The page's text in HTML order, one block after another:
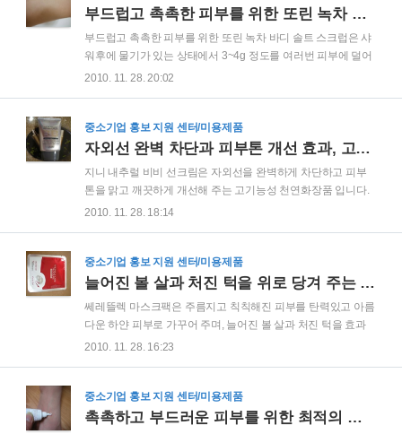
대, 기미 주근깨 개선 등의 효과를 느낄 수 있습니다. 이미 이전
시미에 대한 일반적인 제품 정보와 효능 등에 대하여 자세히 알
아 본 바 있으므로 이번 리뷰에서는 직접 섹시미를 사용해 본 느
낌을 말씀드리고자 합니다. 종전의 리뷰를 아직 보지 못하신 분
들은 아래에 기재하는 이전 ..
부드럽고 촉촉한 피부를 위한 또린 녹차 바디 솔트 스크럽
부드럽고 촉촉한 피부를 위한 또린 녹차 바디 솔트 스크럽은 샤
워후에 물기가 있는 상태에서 3~4g 정도를 여러번 피부에 덜어
손가락을 이용하여 마사지해준 후에 물로 헹구어 냄으로써 피
의 각종 아로마에센셜 오일의 효과로 향기가 아주 좋을 뿐만 아
니라 천연 해양 소금 입자가 각질제거와 마사지 효과를 증대시
마에센셜 오일과 호호바오일 등의 순식물성 오일이 피부를 유
연하고 부드럽게 가꾸어줍니다. 이전 리뷰(각질제거와 피부보
습의 필수품, 또린 녹차 바디 솔트 스크럽)에서 제품에 대한 기
본적인 내용과 효과에 대하여 자세히 말씀 드린 바..
2010. 11. 28. 20:02
중소기업 홍보 지원 센터/미용제품
자외선 완벽 차단과 피부톤 개선 효과, 고기능성 천연화장품 지니내추럴
지니 내추럴 비비 선크림은 자외선을 완벽하게 차단하고 피부
톤을 맑고 깨끗하게 개선해 주는 고기능성 천연화장품 입니다.
지니내추럴 제품들은 피부에 안전한 좋은 원료만을 사용하기
상으로 인하여 얼굴에 자연스러운 생기와 화사하면서도 입체감
있는 피부 윤곽을 표현해주며, 결점을 효과적으로 보정해 주고
투명하게 표현해 줍니다. 이전 지니내추럴 제품의 리뷰(미백, 자
외선 차단 이중 기능성, 지니 내추럴 비비 선크림 를 통하여 기
본적인 제품의 정보와 효과에 대하여 말씀을 드린 바 있으므로
우선 이전에 작성한 지니내추럴 제품에 대한 리뷰를 참..
2010. 11. 28. 18:14
중소기업 홍보 지원 센터/미용제품
늘어진 볼 살과 처진 턱을 위로 당겨 주는 쎄레뜰렉 마스크팩
쎄레뜰렉 마스크팩은 주름지고 칙칙해진 피부를 탄력있고 아름
다운 하얀 피부로 가꾸어 주며, 늘어진 볼 살과 처진 턱을 효과
있게 위로 당겨주는 마스크팩입니다. 특히 쎄레뜰렉 마스크팩
고가의 고급 섬유로, 영국의 아코디스(ACORDIS)사가 개발한
것으로 남아프리카산 유칼립투스(EUCALYPTUS)에서 뽑아낸
2010. 11. 28. 16:23
중소기업 홍보 지원 센터/미용제품
촉촉하고 부드러운 피부를 위한 최적의 솔루션, 힉스킨 아토크림